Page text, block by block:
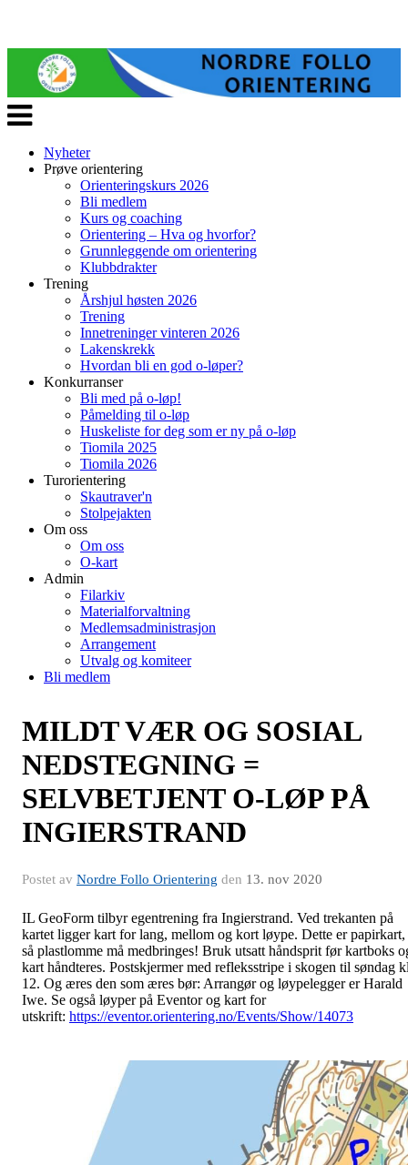
Veksle
navigasjon
Nyheter
Prøve orientering
Orienteringskurs 2026
Bli medlem
Kurs og coaching
Orientering – Hva og hvorfor?
Grunnleggende om orientering
Klubbdrakter
Trening
Årshjul høsten 2026
Trening
Innetreninger vinteren 2026
Lakenskrekk
Hvordan bli en god o-løper?
Konkurranser
Bli med på o-løp!
Påmelding til o-løp
Huskeliste for deg som er ny på o-løp
Tiomila 2025
Tiomila 2026
Turorientering
Skautraver'n
Stolpejakten
Om oss
Om oss
O-kart
Admin
Filarkiv
Materialforvaltning
Medlemsadministrasjon
Arrangement
Utvalg og komiteer
Bli medlem
MILDT VÆR OG SOSIAL
NEDSTEGNING =
SELVBETJENT O-LØP PÅ
INGIERSTRAND
Postet av Nordre Follo Orientering den 13. nov 2020
IL GeoForm tilbyr egentrening fra Ingierstrand. Ved trekanten på
kartet ligger kart for lang, mellom og kort løype. Dette er papirkart,
så plastlomme må medbringes! Bruk utsatt håndsprit før kartboks
kart håndteres. Postskjermer med refleksstripe i skogen til søndag
12. Og æres den som æres bør: Arrangør og løypelegger er Harald
Iwe. Se også løyper på Eventor og kart for
utskrift: https://eventor.orientering.no/Events/Show/14073